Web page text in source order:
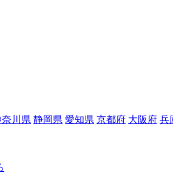
川県 静岡県 愛知県 京都府 大阪府 兵